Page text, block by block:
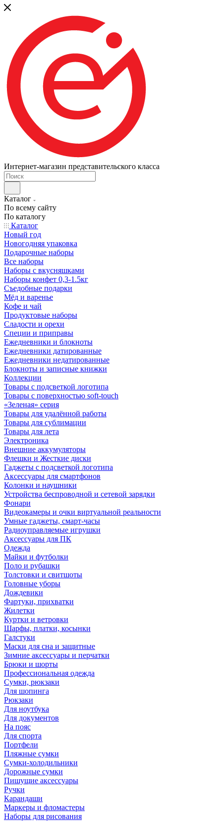
Интернет-магазин представительского класса
Каталог
По всему сайту
По каталогу
Каталог
Новый год
Новогодняя упаковка
Подарочные наборы
Все наборы
Наборы с вкусняшками
Наборы конфет 0,3-1.5кг
Съедобные подарки
Мёд и варенье
Кофе и чай
Продуктовые наборы
Сладости и орехи
Специи и приправы
Ежедневники и блокноты
Ежедневники датированные
Ежедневники недатированные
Блокноты и записные книжки
Коллекции
Товары с подсветкой логотипа
Товары с поверхностью soft-touch
«Зеленая» серия
Товары для удалённой работы
Товары для сублимации
Товары для лета
Электроника
Внешние аккумуляторы
Флешки и Жесткие диски
Гаджеты с подсветкой логотипа
Аксессуары для смартфонов
Колонки и наушники
Устройства беспроводной и сетевой зарядки
Фонари
Видеокамеры и очки виртуальной реальности
Умные гаджеты, смарт-часы
Радиоуправляемые игрушки
Аксессуары для ПК
Одежда
Майки и футболки
Поло и рубашки
Толстовки и свитшоты
Головные уборы
Дождевики
Фартуки, прихватки
Жилетки
Куртки и ветровки
Шарфы, платки, косынки
Галстуки
Маски для сна и защитные
Зимние аксессуары и перчатки
Брюки и шорты
Профессиональная одежда
Сумки, рюкзаки
Для шопинга
Рюкзаки
Для ноутбука
Для документов
На пояс
Для спорта
Портфели
Пляжные сумки
Сумки-холодильники
Дорожные сумки
Пишущие аксессуары
Ручки
Карандаши
Маркеры и фломастеры
Наборы для рисования